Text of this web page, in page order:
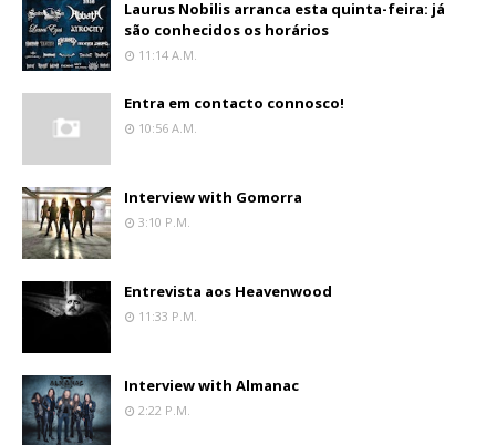
Laurus Nobilis arranca esta quinta-feira: já
são conhecidos os horários
11:14 A.m.
Entra em contacto connosco!
10:56 A.m.
Interview with Gomorra
3:10 P.m.
Entrevista aos Heavenwood
11:33 P.m.
Interview with Almanac
2:22 P.m.